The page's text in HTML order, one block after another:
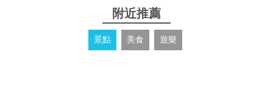
附近推薦
景點 美食 遊樂